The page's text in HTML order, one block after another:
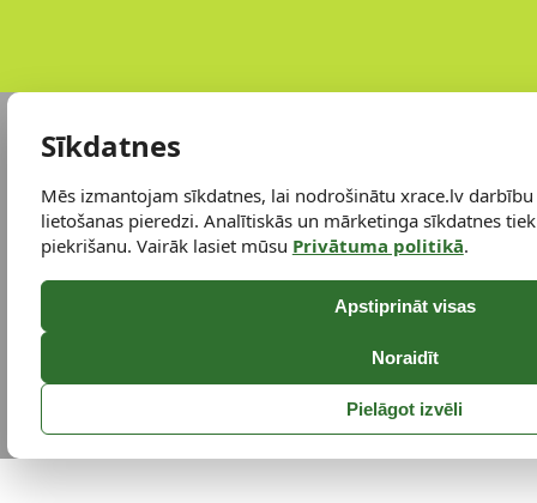
Sīkdatnes
Mēs izmantojam sīkdatnes, lai nodrošinātu xrace.lv
lietošanas pieredzi. Analītiskās un mārketinga sīkdatnes
piekrišanu. Vairāk lasiet mūsu Privātuma politikā.
Apstiprināt visas
Noraidīt
Pielāgot izvēli